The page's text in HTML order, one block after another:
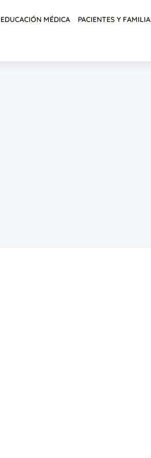
EDUCACIÓN MÉDICA PACIENTES Y FAMILIA